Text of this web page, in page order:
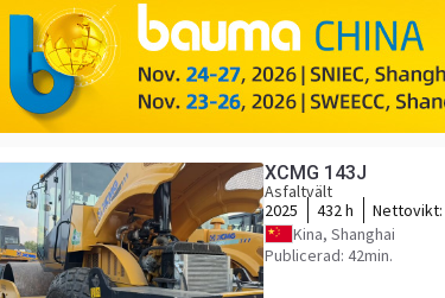
XCMG 143J
Asfaltvält
2025
432 h Nettovikt:
Kina, Shanghai
Publicerad: 42min.